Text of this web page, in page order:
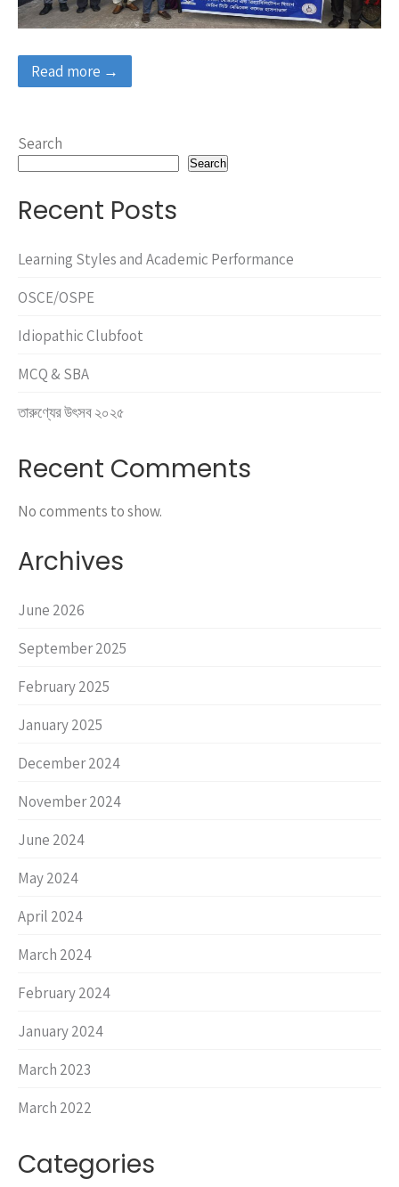
Read more →
Search
Search
Recent Posts
Learning Styles and Academic Performance
OSCE/OSPE
Idiopathic Clubfoot
MCQ & SBA
তারুণ্যের উৎসব ২০২৫
Recent Comments
No comments to show.
Archives
June 2026
September 2025
February 2025
January 2025
December 2024
November 2024
June 2024
May 2024
April 2024
March 2024
February 2024
January 2024
March 2023
March 2022
Categories